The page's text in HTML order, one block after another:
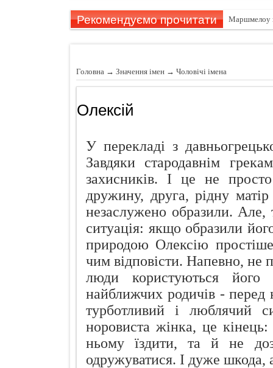
Рекомендуємо прочитати Маршмелоу
Шампуні
Просто
Про що
Кокосовий
Головна → Значення імен → Чоловічі імена
Олексій
У перекладі з
Завдяки стародавнім
захисників. І це не
дружину, друга, рідну
незаслужено образили.
ситуація: якщо образили
природою Олексію
чим відповісти. Напевно, не
люди користуються його
найближчих родичів - перед
турботливий і люблячий
норовиста жінка, це
ньому їздити, та й не
одружуватися. І дуже шкода,